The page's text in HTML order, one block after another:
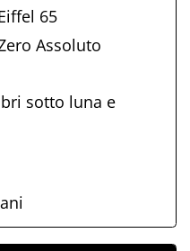
65
Assoluto
sotto luna e